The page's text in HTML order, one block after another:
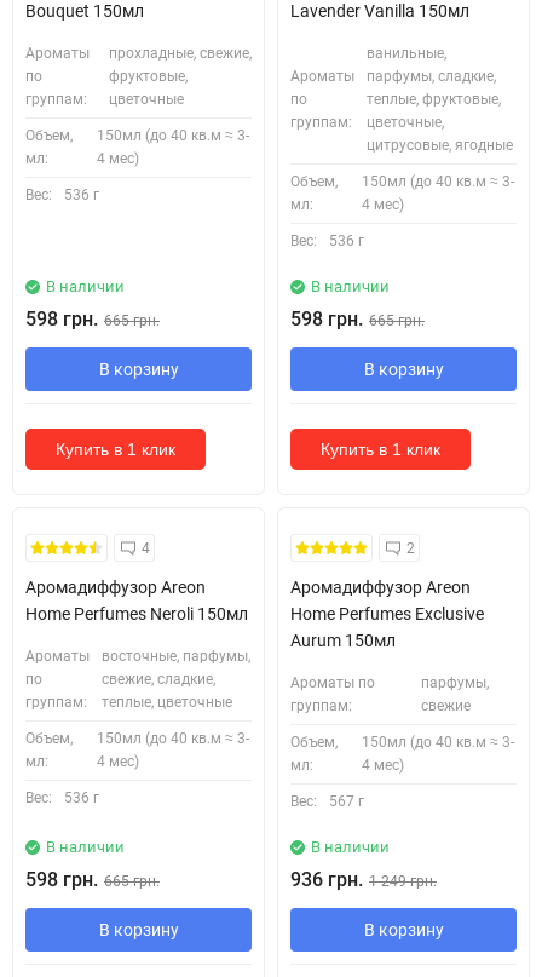
Bouquet 150мл
Ароматы
по
группам:
прохладные, свежие,
фруктовые,
цветочные
Объем,
мл:
150мл (до 40 кв.м ≈ 3-
4 мес)
Вес: 536 г
В наличии
598 грн. 665 грн.
В корзину
Купить в 1 клик
Lavender Vanilla 150мл
Ароматы
по
группам:
ванильные,
парфумы, сладкие,
теплые, фруктовые,
цветочные,
цитрусовые, ягодные
Объем,
мл:
150мл (до 40 кв.м ≈ 3-
4 мес)
Вес: 536 г
В наличии
598 грн. 665 грн.
В корзину
Купить в 1 клик
Безкоштовна Доставка
4
Аромадиффузор Areon
Home Perfumes Neroli 150мл
Ароматы
по
группам:
восточные, парфумы,
свежие, сладкие,
теплые, цветочные
Объем,
мл:
150мл (до 40 кв.м ≈ 3-
4 мес)
Вес: 536 г
В наличии
598 грн. 665 грн.
В корзину
2
Аромадиффузор Areon
Home Perfumes Exclusive
Aurum 150мл
Ароматы по
группам:
парфумы,
свежие
Объем,
мл:
150мл (до 40 кв.м ≈ 3-
4 мес)
Вес: 567 г
В наличии
936 грн. 1 249 грн.
В корзину